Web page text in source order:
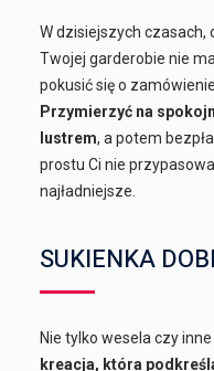
W dzisiejszych czasach,
Twojej garderobie nie
pokusić się o
Przymierzyć na
lustrem, a potem
prostu Ci nie
najładniejsze.
SUKIENKA
Nie tylko wesela czy
kreacja, która